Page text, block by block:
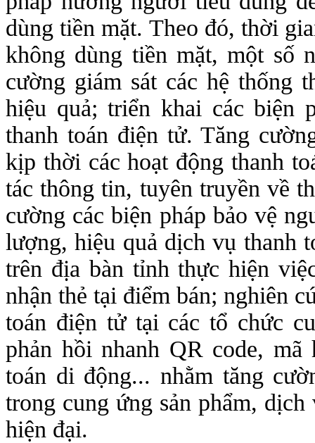
dùng tiền mặt. Theo đó, thời
không dùng tiền mặt, một số
cường giám sát các hệ thống
hiệu quả; triển khai các biện
thanh toán điện tử. Tăng
kịp thời các hoạt động thanh
tác thông tin, tuyên truyền về
cường các biện pháp bảo vệ
lượng, hiệu quả dịch vụ thanh
trên địa bàn tỉnh thực hiện
nhận thẻ tại điểm bán; nghiên
toán điện tử tại các tổ chức
phản hồi nhanh QR code, mã
toán di động... nhằm tăng
trong cung ứng sản phẩm,
hiện đại.